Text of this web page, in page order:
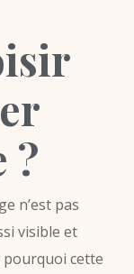
?
n’est pas
visible et
pourquoi cette